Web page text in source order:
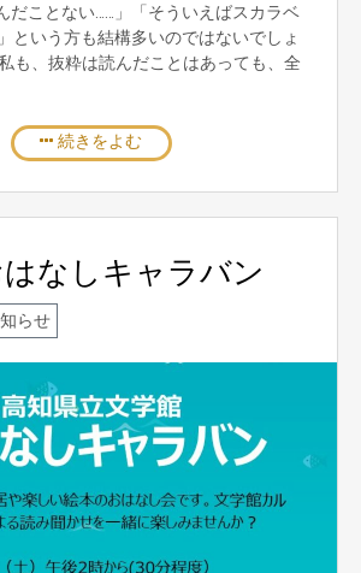
だことない……」「そういえばスカラベ
という方も結構多いのではないでしょ
も、抜粋は読んだことはあっても、全
続きをよむ
はなしキャラバン
らせ